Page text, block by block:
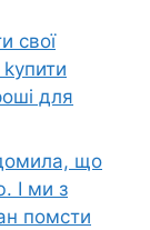
свої
для
що
І ми з
помсти